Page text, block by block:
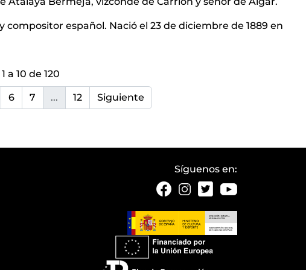
español. Nació el 23 de diciembre de 1889 en
a 10 de 120
6 7 ... 12 Siguiente
Síguenos en: